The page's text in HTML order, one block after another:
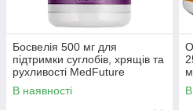
Босвелія 500 мг для
підтримки суглобів, хрящів та
рухливості MedFuture
Boswellia serrata 60 капсул
Доставка з ЄС
В наявності